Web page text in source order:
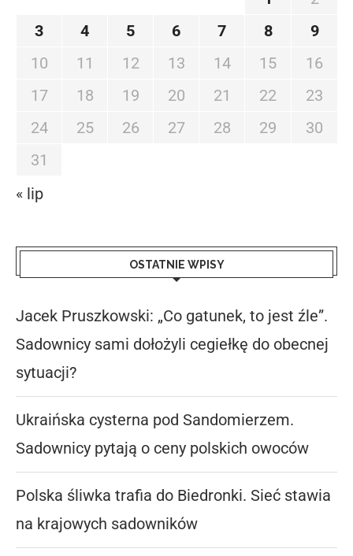
3
4 5 6 7 8
9
10
11 12 13 14 15
16
17
18 19 20 21 22
23
24
25 26 27 28 29
30
31
« lip
OSTATNIE WPISY
Jacek Pruszkowski: „Co gatunek, to jest źle”.
Sadownicy sami dołożyli cegiełkę do obecnej
sytuacji?
Ukraińska cysterna pod Sandomierzem.
Sadownicy pytają o ceny polskich owoców
Polska śliwka trafia do Biedronki. Sieć stawia
na krajowych sadowników